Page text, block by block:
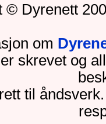
© Dyrenett
om
skrevet og
til